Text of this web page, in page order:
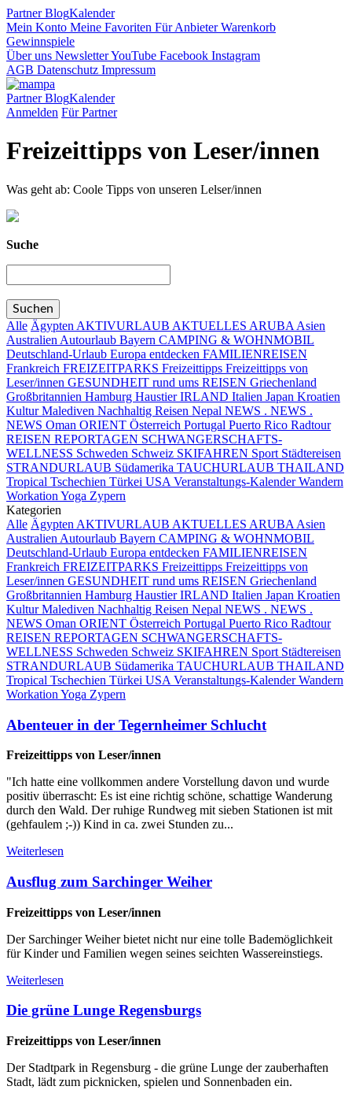
PartnerBlogKalender
Mein Konto Meine Favoriten Für AnbieterWarenkorb
Gewinnspiele
Über uns NewsletterYouTube Facebook Instagram
AGB Datenschutz Impressum
PartnerBlogKalender
Anmelden Für Partner
Freizeittipps von Leser/innen
Was geht ab: Coole Tipps von unseren Lelser/innen
Suche
Alle Ägypten AKTIVURLAUB AKTUELLES ARUBA Asien
Australien Autourlaub Bayern CAMPING & WOHNMOBIL
Deutschland-Urlaub Europa entdecken FAMILIENREISEN
Frankreich FREIZEITPARKS Freizeittipps Freizeittipps von
Leser/innen GESUNDHEIT rund ums REISEN Griechenland
Großbritannien Hamburg HaustierIRLAND Italien Japan Kroatien
KulturMalediven Nachhaltig Reisen Nepal NEWS . NEWS .
NEWS Oman ORIENT Österreich Portugal Puerto Rico Radtour
REISEN REPORTAGEN SCHWANGERSCHAFTS-
WELLNESS Schweden Schweiz SKIFAHREN Sport Städtereisen
STRANDURLAUB Südamerika TAUCHURLAUB THAILAND
Tropical Tschechien Türkei USA Veranstaltungs-KalenderWandern
Workation Yoga Zypern
Kategorien
Alle Ägypten AKTIVURLAUB AKTUELLES ARUBA Asien
Australien Autourlaub Bayern CAMPING & WOHNMOBIL
Deutschland-Urlaub Europa entdecken FAMILIENREISEN
Frankreich FREIZEITPARKS Freizeittipps Freizeittipps von
Leser/innen GESUNDHEIT rund ums REISEN Griechenland
Großbritannien Hamburg HaustierIRLAND Italien Japan Kroatien
KulturMalediven Nachhaltig Reisen Nepal NEWS . NEWS .
NEWS Oman ORIENT Österreich Portugal Puerto Rico Radtour
REISEN REPORTAGEN SCHWANGERSCHAFTS-
WELLNESS Schweden Schweiz SKIFAHREN Sport Städtereisen
STRANDURLAUB Südamerika TAUCHURLAUB THAILAND
Tropical Tschechien Türkei USA Veranstaltungs-KalenderWandern
Workation Yoga Zypern
Abenteuer in der Tegernheimer Schlucht
Freizeittipps von Leser/innen
"Ich hatte eine vollkommen andere Vorstellung davon und wurde
positiv überrascht: Es ist eine richtig schöne, schattige Wanderung
durch den Wald. Der ruhige Rundweg mit sieben Stationen ist mit
(gehfaulem ;-)) Kind in ca. zwei Stunden zu...
Weiterlesen
Ausflug zum Sarchinger Weiher
Freizeittipps von Leser/innen
Der Sarchinger Weiher bietet nicht nur eine tolle Bademöglichkeit
für Kinder und Familien wegen seines seichten Wassereinstiegs.
Weiterlesen
Die grüne Lunge Regensburgs
Freizeittipps von Leser/innen
Der Stadtpark in Regensburg - die grüne Lunge der zauberhaften
Stadt, lädt zum picknicken, spielen und Sonnenbaden ein.